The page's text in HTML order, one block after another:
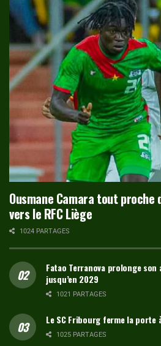
Ousmane Camara tout proche
vers le RFC Liège
1024 PARTAGES
Fatao Terranova prolonge son
jusqu’en 2029
1021 PARTAGES
Le SC Fribourg ferme la porte
1025 PARTAGES